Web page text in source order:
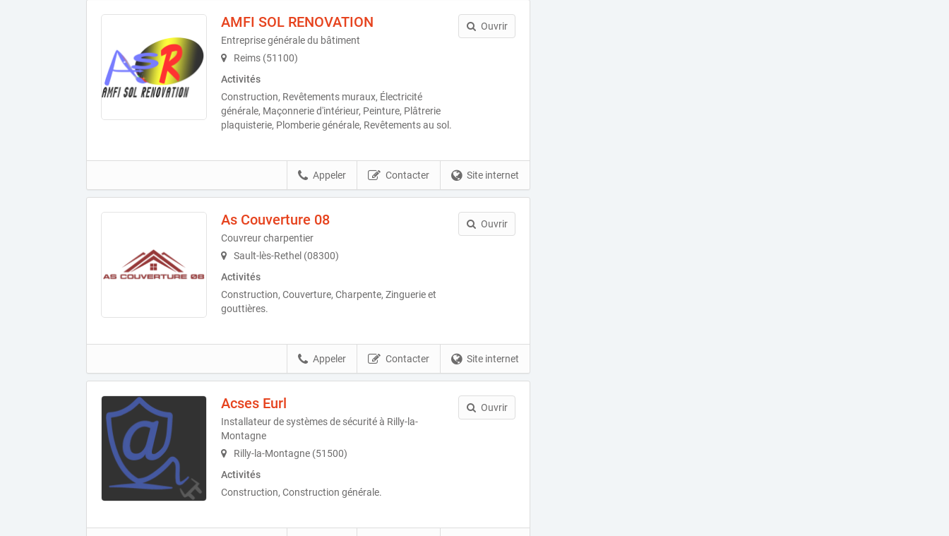
AMFI SOL RENOVATION
Entreprise générale du bâtiment
Reims (51100)
Activités
Construction, Revêtements muraux, Électricité
générale, Maçonnerie d'intérieur, Peinture, Plâtrerie
plaquisterie, Plomberie générale, Revêtements au sol.
Ouvrir
Site internet
Contacter
Appeler
As Couverture 08
Couvreur charpentier
Sault-lès-Rethel (08300)
Activités
Construction, Couverture, Charpente, Zinguerie et
gouttières.
Ouvrir
Site internet
Contacter
Appeler
Acses Eurl
Installateur de systèmes de sécurité à Rilly-la-
Montagne
Rilly-la-Montagne (51500)
Activités
Construction, Construction générale.
Ouvrir